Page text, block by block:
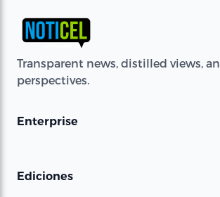
Transparent news, distilled views,
perspectives.
Enterprise
Ediciones